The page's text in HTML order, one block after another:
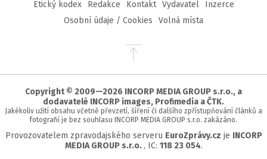
Etický kodex Redakce Kontakt Vydavatel
Inzerce
Osobní údaje / Cookies
Volná místa
Přejít
stránky
Copyright © 2009—2026 INCORP MEDIA GROUP s.r.o., a
dodavatelé INCORP images, Profimedia a ČTK.
Jakékoliv užití obsahu včetně převzetí, šíření či dalšího zpřístupňování článků a
fotografií je bez souhlasu INCORP MEDIA GROUP s.r.o. zakázáno.
Provozovatelem zpravodajského serveru EuroZprávy.cz je INCORP
MEDIA GROUP s.r.o. , IC: 118 23 054.